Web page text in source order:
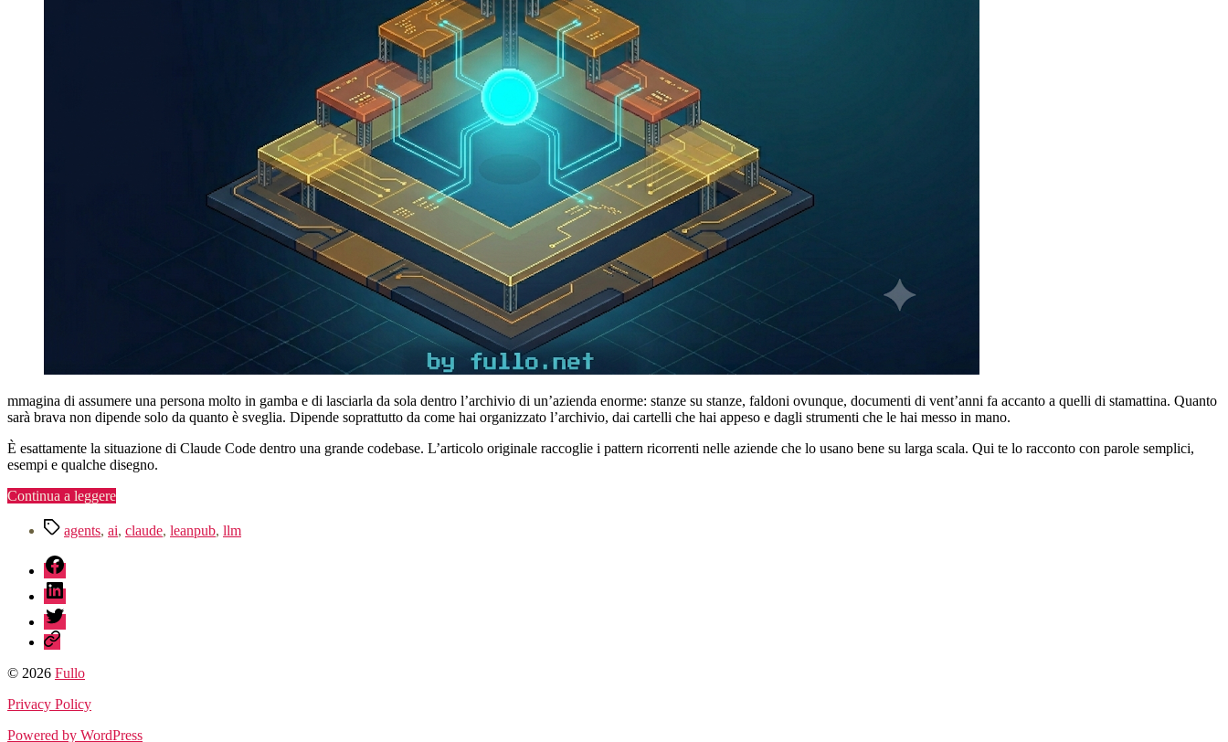
mmagina di assumere una persona molto in gamba e di lasciarla da sola dentro l’archivio di un’azienda enorme: stanze su stanze, faldoni ovunque, documenti di vent’anni fa accanto a quelli di stamattina. Quanto
sarà brava non dipende solo da quanto è sveglia. Dipende soprattutto da come hai organizzato l’archivio, dai cartelli che hai appeso e dagli strumenti che le hai messo in mano.
È esattamente la situazione di Claude Code dentro una grande codebase. L’articolo originale raccoglie i pattern ricorrenti nelle aziende che lo usano bene su larga scala. Qui te lo racconto con parole semplici,
esempi e qualche disegno.
Continua a leggere“Come
Code
Tag agents, ai, claude, leanpub, llm
fb
linkedin
twitter
sessionize
© 2026 Fullo
Privacy Policy
Powered by WordPress